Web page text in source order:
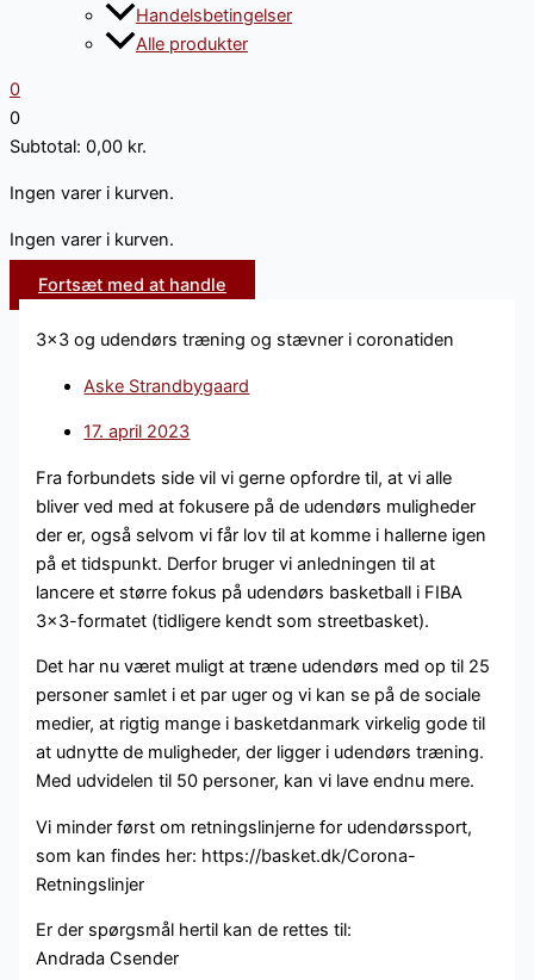
Handelsbetingelser
Alle produkter
0
0
Subtotal: 0,00 kr.
Ingen varer i kurven.
Ingen varer i kurven.
Fortsæt med at handle
3×3 og udendørs træning og stævner i coronatiden
Aske Strandbygaard
17. april 2023
Fra forbundets side vil vi gerne opfordre til, at vi alle
bliver ved med at fokusere på de udendørs muligheder
der er, også selvom vi får lov til at komme i hallerne igen
på et tidspunkt. Derfor bruger vi anledningen til at
lancere et større fokus på udendørs basketball i FIBA
3×3-formatet (tidligere kendt som streetbasket).
Det har nu været muligt at træne udendørs med op til 25
personer samlet i et par uger og vi kan se på de sociale
medier, at rigtig mange i basketdanmark virkelig gode til
at udnytte de muligheder, der ligger i udendørs træning.
Med udvidelen til 50 personer, kan vi lave endnu mere.
Vi minder først om retningslinjerne for udendørssport,
som kan findes her: https://basket.dk/Corona-
Retningslinjer
Er der spørgsmål hertil kan de rettes til:
Andrada Csender